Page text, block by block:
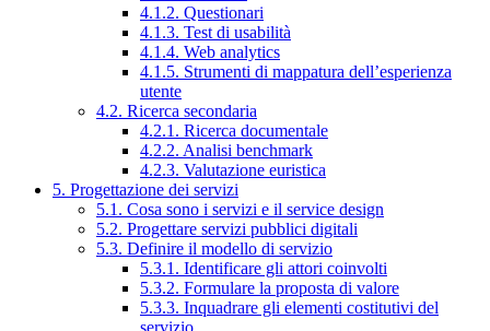
4.1.2. Questionari
4.1.3. Test di usabilità
4.1.4. Web analytics
4.1.5. Strumenti di mappatura dell’esperienza
utente
4.2. Ricerca secondaria
4.2.1. Ricerca documentale
4.2.2. Analisi benchmark
4.2.3. Valutazione euristica
5. Progettazione dei servizi
5.1. Cosa sono i servizi e il service design
5.2. Progettare servizi pubblici digitali
5.3. Definire il modello di servizio
5.3.1. Identificare gli attori coinvolti
5.3.2. Formulare la proposta di valore
5.3.3. Inquadrare gli elementi costitutivi del
servizio